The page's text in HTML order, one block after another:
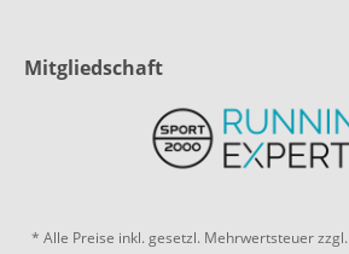
Mitgliedschaft
* Alle Preise inkl. gesetzl. Mehrwertsteuer zzgl.